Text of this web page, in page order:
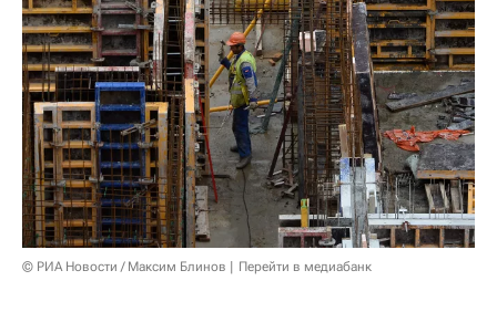
© РИА Новости / Максим Блинов Перейти в медиабанк